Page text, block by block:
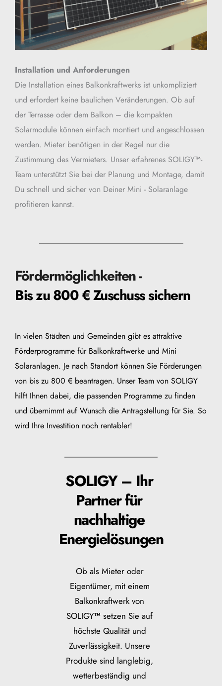
Installation und Anforderungen
Die Installation eines Balkonkraftwerks ist unkompliziert
und erfordert keine baulichen Veränderungen. Ob auf
der Terrasse oder dem Balkon – die kompakten
Solarmodule können einfach montiert und angeschlossen
werden. Mieter benötigen in der Regel nur die
Zustimmung des Vermieters. Unser erfahrenes SOLIGY™-
Team unterstützt Sie bei der Planung und Montage, damit
Du schnell und sicher von Deiner Mini - Solaranlage
profitieren kannst.
Fördermöglichkeiten -
Bis zu 800 € Zuschuss sichern
In vielen Städten und Gemeinden gibt es attraktive
Förderprogramme für Balkonkraftwerke und Mini
Solaranlagen. Je nach Standort können Sie Förderungen
von bis zu 800 € beantragen. Unser Team von SOLIGY
hilft Ihnen dabei, die passenden Programme zu finden
und übernimmt auf Wunsch die Antragstellung für Sie. So
wird Ihre Investition noch rentabler!
SOLIGY – Ihr
Partner für
nachhaltige
Energielösungen
Ob als Mieter oder
Eigentümer, mit einem
Balkonkraftwerk von
SOLIGY™ setzen Sie auf
höchste Qualität und
Zuverlässigkeit. Unsere
Produkte sind langlebig,
wetterbeständig und